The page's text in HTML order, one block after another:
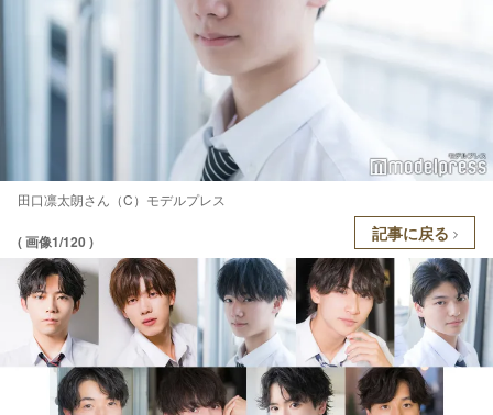
田口凛太朗さん（C）モデルプレス
( 画像1/120 ) 記事に戻る